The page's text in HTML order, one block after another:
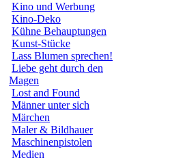
Kino und Werbung
Kino-Deko
Kühne Behauptungen
Kunst-Stücke
Lass Blumen sprechen!
Liebe geht durch den
Magen
Lost and Found
Männer unter sich
Märchen
Maler & Bildhauer
Maschinenpistolen
Medien